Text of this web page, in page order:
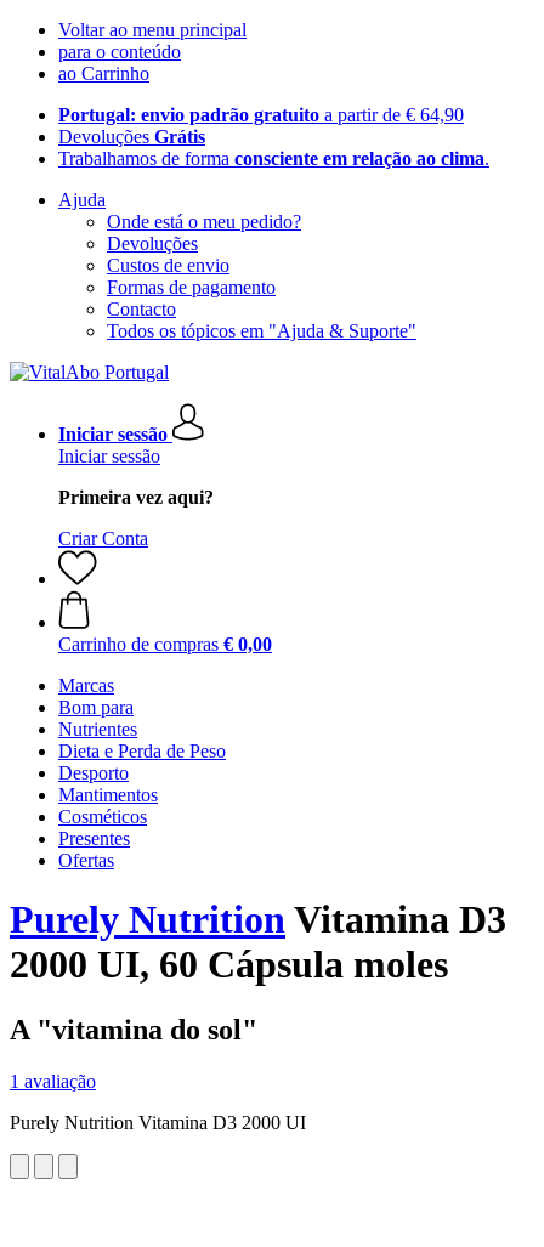
Voltar ao menu principal
para o conteúdo
ao Carrinho
Portugal: envio padrão gratuito a partir de € 64,90
Devoluções Grátis
Trabalhamos de forma consciente em relação ao clima.
Ajuda
Onde está o meu pedido?
Devoluções
Custos de envio
Formas de pagamento
Contacto
Todos os tópicos em "Ajuda & Suporte"
Iniciar sessão
Iniciar sessão
Primeira vez aqui?
Criar Conta
Carrinho de compras € 0,00
Marcas
Bom para
Nutrientes
Dieta e Perda de Peso
Desporto
Mantimentos
Cosméticos
Presentes
Ofertas
Purely NutritionVitamina D3
2000 UI, 60 Cápsula moles
A "vitamina do sol"
1 avaliação
Purely Nutrition Vitamina D3 2000 UI